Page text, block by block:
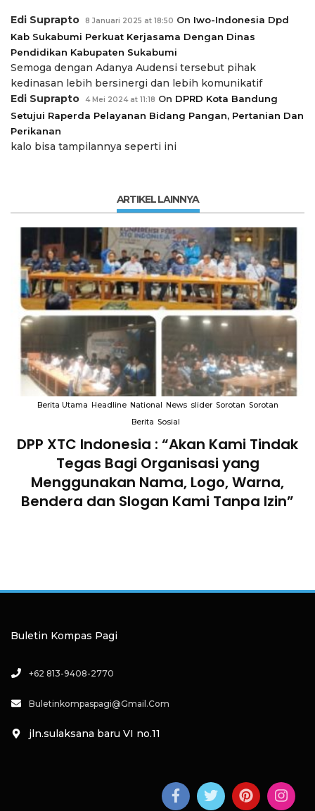
Edi Suprapto 8 Januari 2025 at 18:50 On Iwo-Indonesia Dpd
Kab Sukabumi Perkuat Kerjasama Dengan Dinas
Pendidikan Kabupaten Sukabumi
Semoga dengan Adanya Audensi tersebut pihak
kedinasan lebih bersinergi dan lebih komunikatif
Edi Suprapto
4 Mei 2024 at 11:18 On DPRD Kota Bandung
Setujui Raperda Pelayanan Bidang Pangan, Pertanian Dan
Perikanan
kalo bisa tampilannya seperti ini
ARTIKEL LAINNYA
Berita Utama Headline National News slider Sorotan Sorotan
Berita Sosial
DPP XTC Indonesia : “Akan Kami Tindak
Tegas Bagi Organisasi yang
Menggunakan Nama, Logo, Warna,
Bendera dan Slogan Kami Tanpa Izin”
Buletin Kompas Pagi
+62 813-9408-2770
Buletinkompaspagi@gmail.com
jln.sulaksana baru VI no.11